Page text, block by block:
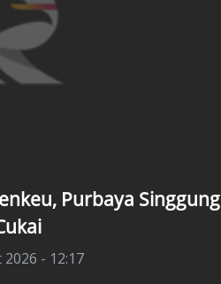
Purbaya Singgung
- 12:17